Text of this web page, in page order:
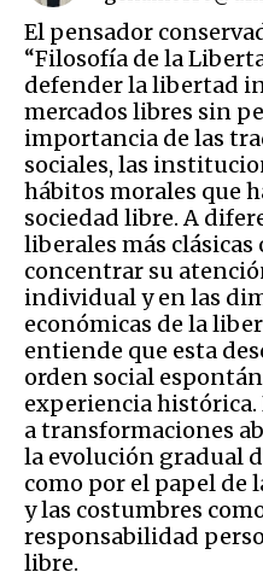
El pensador
“Filosofía de la
defender la libertad
mercados libres sin
importancia de las
sociales, las
hábitos morales que
sociedad libre. A
liberales más
concentrar su
individual y en las
económicas de la
entiende que esta
orden social
experiencia histórica.
a transformaciones
la evolución gradual
como por el papel de
y las costumbres
responsabilidad
libre.